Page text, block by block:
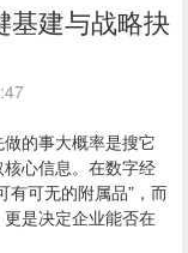
基建与战略抉
的事大概率是搜它
心信息。在数字经
有可无的附属品”，而
更是决定企业能否在